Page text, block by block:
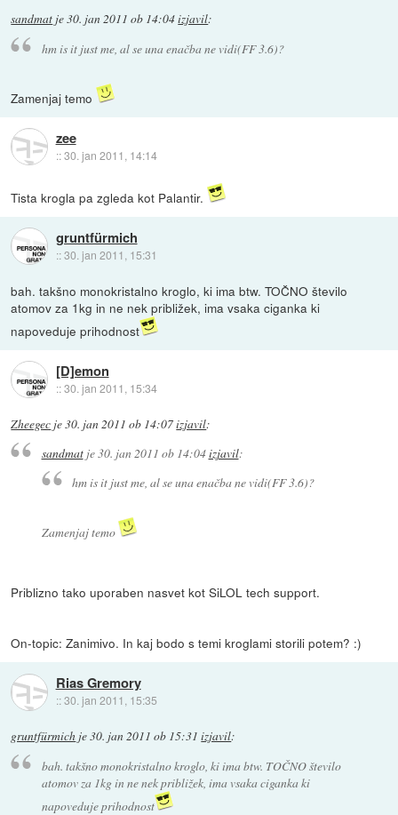
sandmat je30. jan 2011 ob 14:04izjavil:
hm is it just me, al se una enačba ne vidi(FF 3.6)?
Zamenjaj temo
zee
::30. jan 2011, 14:14
Tista krogla pa zgleda kot Palantir.
gruntfürmich
::30. jan 2011, 15:31
bah. takšno monokristalno kroglo, ki ima btw. TOČNO število
atomov za 1kg in ne nek približek, ima vsaka ciganka ki
napoveduje prihodnost
[D]emon
::30. jan 2011, 15:34
Zheegec je30. jan 2011 ob 14:07izjavil:
sandmatje30. jan 2011 ob 14:04izjavil:
hm is it just me, al se una enačba ne vidi(FF 3.6)?
Zamenjaj temo
Priblizno tako uporaben nasvet kot SiLOL tech support.
On-topic: Zanimivo. In kaj bodo s temi kroglami storili potem? :)
Rias Gremory
::30. jan 2011, 15:35
gruntfürmich je30. jan 2011 ob 15:31 izjavil:
bah. takšno monokristalno kroglo, ki ima btw. TOČNO število
atomov za 1kg in ne nek približek, ima vsaka ciganka ki
napoveduje prihodnost